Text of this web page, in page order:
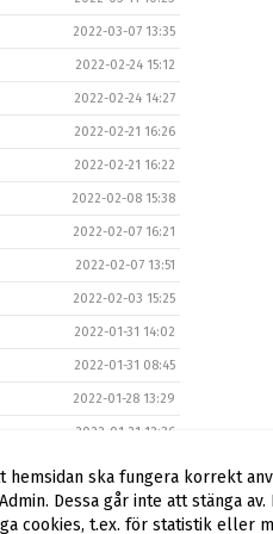
2022-03-07 13:35
2022-02-24 15:12
2022-02-24 14:27
2022-02-21 16:26
2022-02-21 16:22
2022-02-08 15:38
2022-02-07 16:21
2022-02-07 13:51
2022-02-03 15:25
2022-01-31 14:02
2022-01-31 08:45
2022-01-28 13:29
2022-01-21 12:36
2022-01-21 11:45
2021-12-22 10:51
hemsidan ska fungera korrekt
Dessa går inte att stänga
cookies, t.ex. för statistik eller